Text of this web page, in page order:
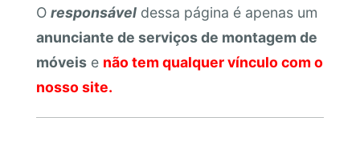
O responsáveldessa página é apenas um
anunciante de serviços de montagem de
móveise não tem qualquer vínculo com o
nosso site.